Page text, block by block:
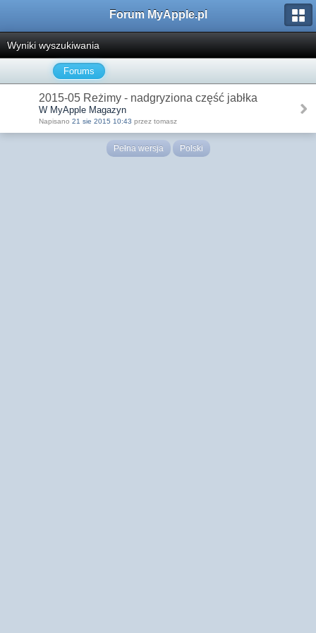
Forum MyApple.pl
Wyniki wyszukiwania
Forums
2015-05 Reżimy - nadgryziona część jabłka
W MyApple Magazyn
Napisano 21 sie 2015 10:43 przez tomasz
Pełna wersja Polski